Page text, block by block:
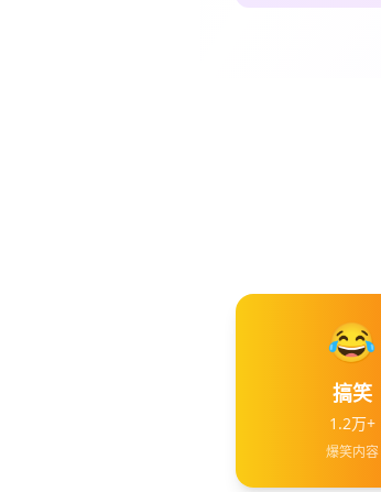
😂
搞笑
1.2万+
爆笑内容